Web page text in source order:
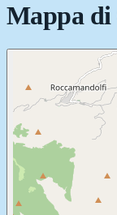
Mappa di